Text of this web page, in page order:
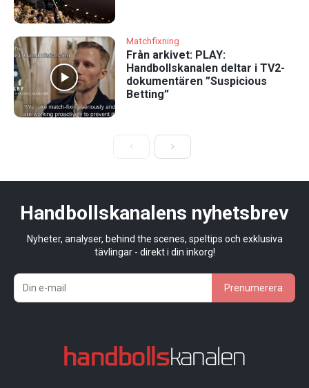
Matchfixning
Från arkivet: PLAY:
Handbollskanalen deltar i TV2-
dokumentären ”Suspicious
Betting”
Handbollskanalens nyhetsbrev
Nyheter, analyser, behind the scenes, speltips och exklusiva
tävlingar - direkt i din inkorg!
Prenumerera